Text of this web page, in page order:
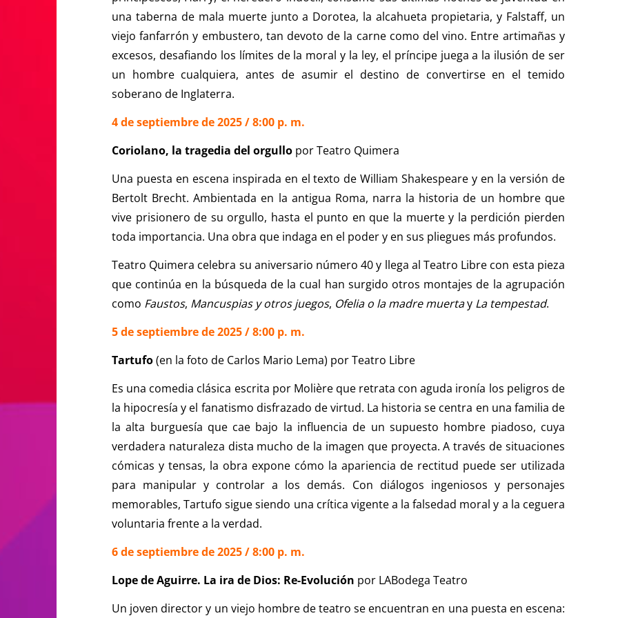
una taberna de mala muerte junto a Dorotea, la alcahueta propietaria, y Falstaff, un
viejo fanfarrón y embustero, tan devoto de la carne como del vino. Entre artimañas y
excesos, desafiando los límites de la moral y la ley, el príncipe juega a la ilusión de ser
un hombre cualquiera, antes de asumir el destino de convertirse en el temido
soberano de Inglaterra.
4 de septiembre de 2025 / 8:00 p. m.
Coriolano, la tragedia del orgullo por Teatro Quimera
Una puesta en escena inspirada en el texto de William Shakespeare y en la versión de
Bertolt Brecht. Ambientada en la antigua Roma, narra la historia de un hombre que
vive prisionero de su orgullo, hasta el punto en que la muerte y la perdición pierden
toda importancia. Una obra que indaga en el poder y en sus pliegues más profundos.
Teatro Quimera celebra su aniversario número 40 y llega al Teatro Libre con esta pieza
que continúa en la búsqueda de la cual han surgido otros montajes de la agrupación
como Faustos, Mancuspias y otros juegos, Ofelia o la madre muertay La tempestad.
5 de septiembre de 2025 / 8:00 p. m.
Tartufo(en la foto de Carlos Mario Lema) por Teatro Libre
Es una comedia clásica escrita por Molière que retrata con aguda ironía los peligros de
la hipocresía y el fanatismo disfrazado de virtud. La historia se centra en una familia de
la alta burguesía que cae bajo la influencia de un supuesto hombre piadoso, cuya
verdadera naturaleza dista mucho de la imagen que proyecta. A través de situaciones
cómicas y tensas, la obra expone cómo la apariencia de rectitud puede ser utilizada
para manipular y controlar a los demás. Con diálogos ingeniosos y personajes
memorables, Tartufo sigue siendo una crítica vigente a la falsedad moral y a la ceguera
voluntaria frente a la verdad.
6 de septiembre de 2025 / 8:00 p. m.
Lope de Aguirre. La ira de Dios: Re-Evolución por LABodega Teatro
Un joven director y un viejo hombre de teatro se encuentran en una puesta en escena: